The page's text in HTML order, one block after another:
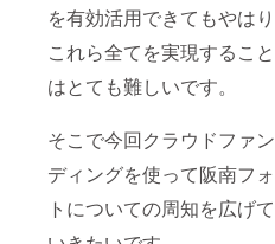
を有効活用できてもやはり
これら全てを実現すること
はとても難しいです。
そこで今回クラウドファン
ディングを使って阪南フォ
トについての周知を広げて